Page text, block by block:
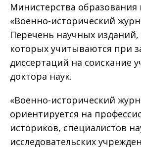
Министерства образования
«Военно-исторический
Перечень научных
которых учитываются при
диссертаций на соискание
доктора наук.
«Военно-исторический
ориентируется на
историков, специалистов
исследовательских